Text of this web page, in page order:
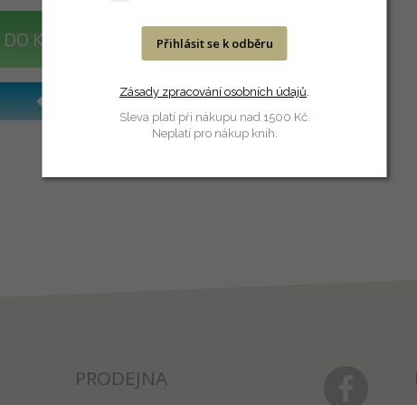
DO KOŠÍKU
PRODEJNA
Přihlásit se k odběru
Zásady zpracování osobních údajů.
Sleva platí při nákupu nad 1500 Kč.
Neplatí pro nákup knih.